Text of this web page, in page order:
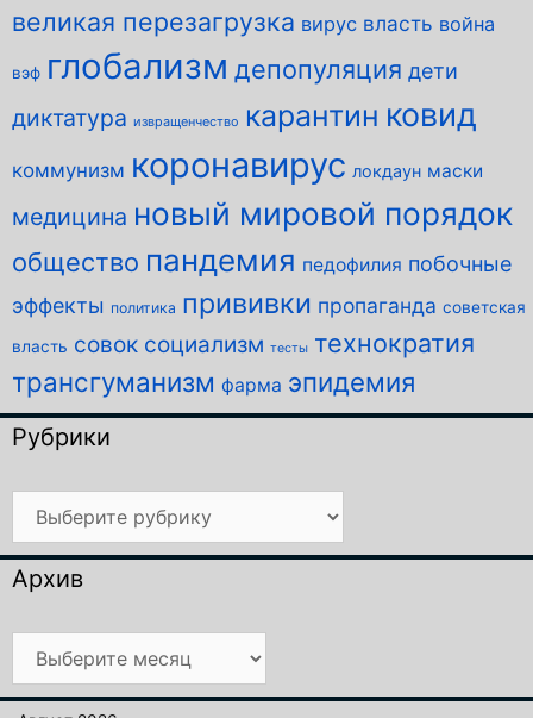
великая перезагрузка вирус власть война
вэф глобализм депопуляция дети
диктатура извращенчество карантин ковид
коммунизм коронавирус локдаун маски
медицина новый мировой порядок
общество пандемия педофилия побочные
эффекты политика прививки пропаганда советская
власть совок социализм тесты технократия
трансгуманизм фарма эпидемия
Рубрики
Рубрики
Архив
Архив